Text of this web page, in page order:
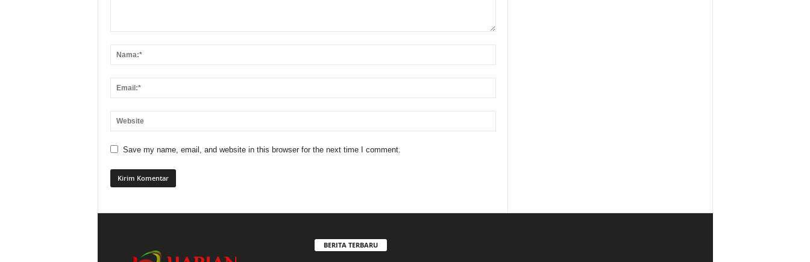
Save my name, email, and website in this browser for the next time I comment.
BERITA TERBARU